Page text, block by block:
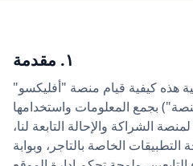
١. مقدمة
كيفية قيام منصة "أفليكسو"
بجمع المعلومات واستخدامها
الشراكة والإحالة التابعة لنا،
الخاصة بالتاجر، وبوابة